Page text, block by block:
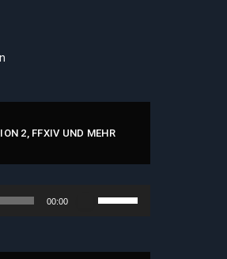
2, FFXIV UND MEHR
00:00